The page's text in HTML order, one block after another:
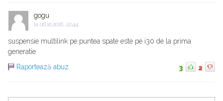
gogu
la 06.10.2016, 22:44
suspensie multilink pe puntea spate este pe i30 de la prima
generatie
Raportează abuz
3 2